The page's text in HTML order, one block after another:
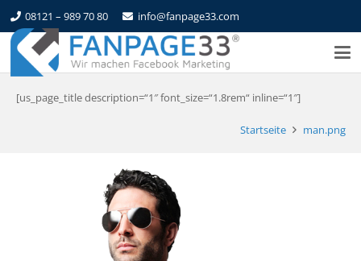
08121 – 989 70 80 info@fanpage33.com
[us_page_title description=“1″ font_size=“1.8rem“ inline=“1″]
Startseite man.png